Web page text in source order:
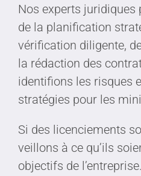
Nos experts juridiques
de la planification
vérification diligente,
la rédaction des
identifions les risques
stratégies pour les
Si des licenciements
veillons à ce qu’ils
objectifs de